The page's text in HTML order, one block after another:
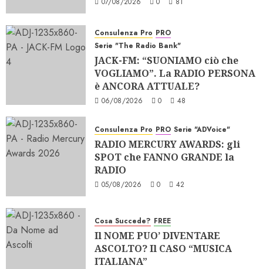
Consulenza Pro PRO
Serie "The Radio Bank"
JACK-FM: “SUONIAMO ciò che
VOGLIAMO”. La RADIO PERSONA
è ANCORA ATTUALE?
06/08/2026 0 48
Consulenza Pro PRO Serie "ADVoice"
RADIO MERCURY AWARDS: gli
SPOT che FANNO GRANDE la
RADIO
05/08/2026 0 42
Cosa Succede? FREE
Il NOME PUO’ DIVENTARE
ASCOLTO? Il CASO “MUSICA
ITALIANA”